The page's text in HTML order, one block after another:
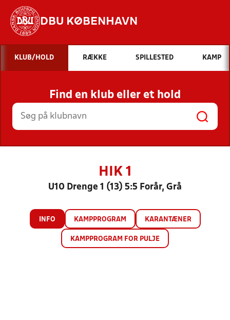
DBU KØBENHAVN
Hvad vil du søge efter?
INDHOLD OG NYHEDER
STILLINGER, RESULTATER, KLUBBER OG
HOLD
KLUB/HOLD RÆKKE SPILLESTED KAMP
Find en klub eller et hold
HIK 1
U10 Drenge 1 (13) 5:5 Forår, Grå
INFO KAMPPROGRAM KARANTÆNER
KAMPPROGRAM FOR PULJE